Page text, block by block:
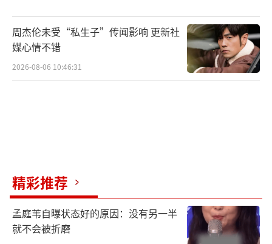
刚的凶狠暴走，都跟《Paranoid》无缝贴合。
《Brother》 by Jorge Ben Jor（197
4）
风轻快阳光，女主也拿出相机给原住民们拍
照，留下一个个呆萌的瞬间。
《Bad Moon Rising》 by Creedence Cl
周杰伦未受“私生子”传闻影响 更新社
媒心情不错
2026-08-06 10:46:31
精彩推荐
孟庭苇自曝状态好的原因：没有另一半
就不会被折磨